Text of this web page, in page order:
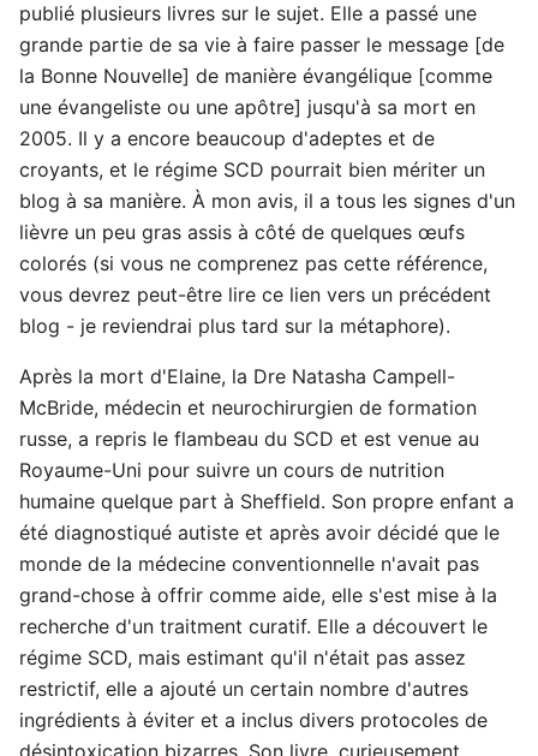
publié plusieurs livres sur le sujet. Elle a passé une
grande partie de sa vie à faire passer le message [de
la Bonne Nouvelle] de manière évangélique [comme
une évangeliste ou une apôtre] jusqu'à sa mort en
2005. Il y a encore beaucoup d'adeptes et de
croyants, et le régime SCD pourrait bien mériter un
blog à sa manière. À mon avis, il a tous les signes d'un
lièvre un peu gras assis à côté de quelques œufs
colorés (si vous ne comprenez pas cette référence,
vous devrez peut-être lire ce lien vers un précédent
blog - je reviendrai plus tard sur la métaphore).
Après la mort d'Elaine, la Dre Natasha Campell-
McBride, médecin et neurochirurgien de formation
russe, a repris le flambeau du SCD et est venue au
Royaume-Uni pour suivre un cours de nutrition
humaine quelque part à Sheffield. Son propre enfant a
été diagnostiqué autiste et après avoir décidé que le
monde de la médecine conventionnelle n'avait pas
grand-chose à offrir comme aide, elle s'est mise à la
recherche d'un traitment curatif. Elle a découvert le
régime SCD, mais estimant qu'il n'était pas assez
restrictif, elle a ajouté un certain nombre d'autres
ingrédients à éviter et a inclus divers protocoles de
désintoxication bizarres. Son livre, curieusement